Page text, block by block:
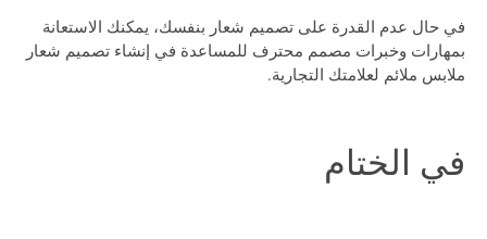
في حال عدم القدرة على تصميم شعار بنفسك، يمكنك الاستعانة
بمهارات وخبرات مصمم محترف للمساعدة في إنشاء تصميم شعار
ملابس ملائم لعلامتك التجارية.
في الختام